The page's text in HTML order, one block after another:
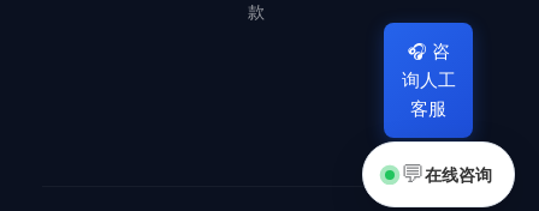
款
🎧 咨
询人工
客服
💬在线咨询